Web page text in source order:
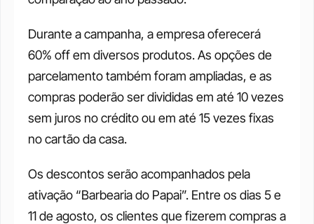
Durante a campanha, a empresa oferecerá
60% off em diversos produtos. As opções de
parcelamento também foram ampliadas, e as
compras poderão ser divididas em até 10 vezes
sem juros no crédito ou em até 15 vezes fixas
no cartão da casa.
Os descontos serão acompanhados pela
ativação “Barbearia do Papai”. Entre os dias 5 e
11 de agosto, os clientes que fizerem compras a